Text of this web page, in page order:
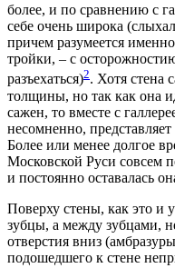
более, и по сравнению с
себе очень широка
причем разумеется именно
тройки, – с
разъехаться)2. Хотя стена
толщины, но так как она
сажен, то вместе с
несомненно,
Более или менее долгое
Московской Руси совсем
и постоянно оставалась
Поверху стены, как это и
зубцы, а между зубцами,
отверстия вниз
подошедшего к стене